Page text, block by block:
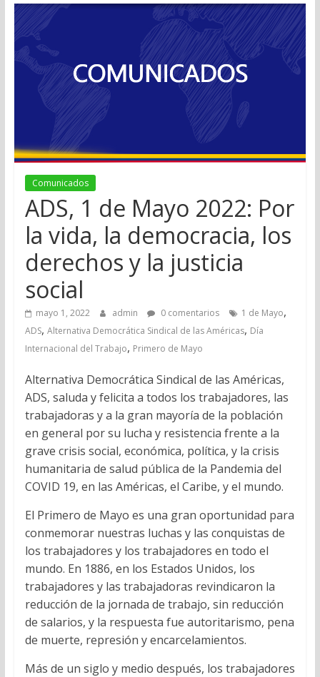
Comunicados
ADS, 1 de Mayo 2022: Por
la vida, la democracia, los
derechos y la justicia
social
mayo 1, 2022 admin 0 comentarios 1 de Mayo,
ADS, Alternativa Democrática Sindical de las Américas, Día
Internacional del Trabajo, Primero de Mayo
Alternativa Democrática Sindical de las Américas,
ADS, saluda y felicita a todos los trabajadores, las
trabajadoras y a la gran mayoría de la población
en general por su lucha y resistencia frente a la
grave crisis social, económica, política, y la crisis
humanitaria de salud pública de la Pandemia del
COVID 19, en las Américas, el Caribe, y el mundo.
El Primero de Mayo es una gran oportunidad para
conmemorar nuestras luchas y las conquistas de
los trabajadores y los trabajadores en todo el
mundo. En 1886, en los Estados Unidos, los
trabajadores y las trabajadoras revindicaron la
reducción de la jornada de trabajo, sin reducción
de salarios, y la respuesta fue autoritarismo, pena
de muerte, represión y encarcelamientos.
Más de un siglo y medio después, los trabajadores